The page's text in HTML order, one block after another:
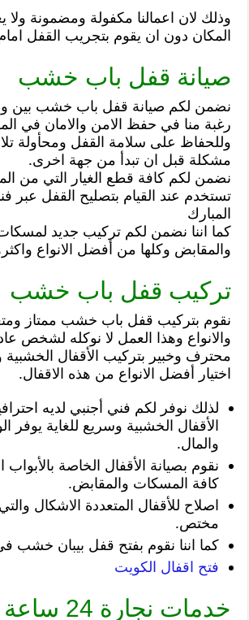
وذلك لان اعمالنا مكفولة ومضمونة ولا
المكان دون ان يقوم بتجريب القفل
صيانة قفل باب خشب
نضمن لكم صيانة قفل باب خشب بين
رغبة منا في حفظ الامن والامان في
وللحفاظ على سلامة القفل ومحأولة
مشكلة قبل ان تبدأ من جهة اخرى.
نضمن لكم كافة قطع الغيار التي من
تستخدم عند القيام بتصليح القفل عبر
المبارك
كما اننا نضمن لكم تركيب جديد لمسكات
والمقابض وكلها من أفضل الانواع
تركيب قفل باب خشب
نقوم بتركيب قفل باب خشب ممتاز
والانواع وهذا العمل لا نوكله لشخص
محترف وخبير بتركيب الأقفال الخشبية
اختيار أفضل الانواع من هذه الاقفال.
لذلك نوفر لكم فني أجنبي لديه
الأقفال الخشبية وسريع للغاية يوفر
والمال.
نقوم بصيانة الأقفال الخاصة
كافة المسكات والمقابض.
اصلاح للأقفال المتعددة الاشكال
مختص.
كما اننا نقوم بفتح قفل بيبان خشب
فتح اقفال الكويت
خدمات نجارة 24 ساعة